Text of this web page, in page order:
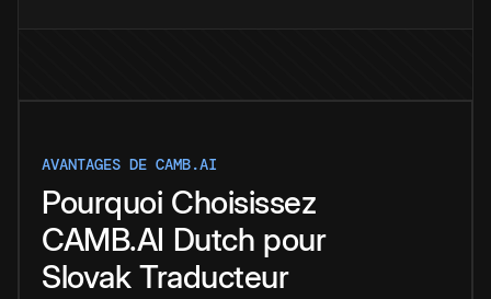
AVANTAGES DE CAMB.AI
Pourquoi Choisissez
CAMB.AI Dutch pour
Slovak Traducteur